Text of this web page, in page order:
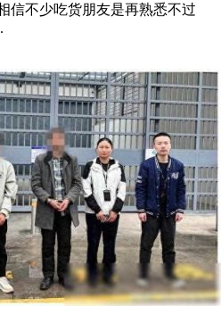
信不少吃货朋友是再熟悉不过